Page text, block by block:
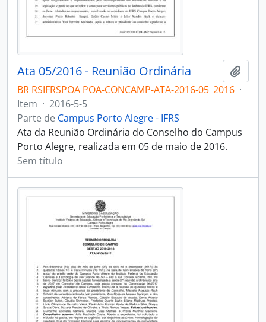
Ata 05/2016 - Reunião Ordinária
BR RSIFRSPOA POA-CONCAMP-ATA-2016-05_2016 ·
Item · 2016-5-5
Parte de Campus Porto Alegre - IFRS
Ata da Reunião Ordinária do Conselho do Campus
Porto Alegre, realizada em 05 de maio de 2016.
Sem título